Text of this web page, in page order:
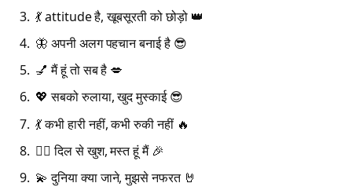
💃 attitude है, खूबसूरती को छोड़ो 👑
🦋 अपनी अलग पहचान बनाई है 😎
💅 मैं हूं तो सब है 💋
💖 सबको रुलाया, खुद मुस्काई 😎
💃 कभी हारी नहीं, कभी रुकी नहीं 🔥
💁‍♀️ दिल से खुश, मस्त हूं मैं 🎉
💫 दुनिया क्या जाने, मुझसे नफरत 🤘